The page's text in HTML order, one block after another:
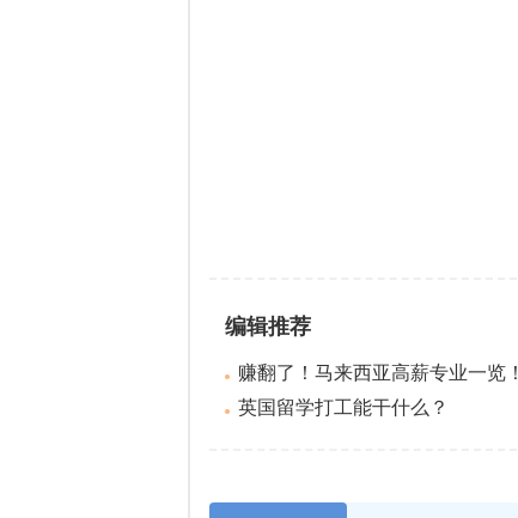
编辑推荐
赚翻了！马来西亚高薪专业一览！
英国留学打工能干什么？